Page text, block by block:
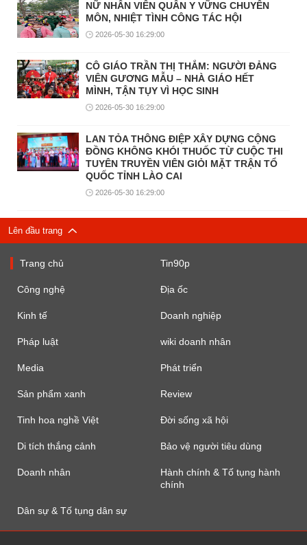
NỮ NHÂN VIÊN QUÂN Y VỮNG CHUYÊN
MÔN, NHIỆT TÌNH CÔNG TÁC HỘI
2026-05-30 16:29:00
CÔ GIÁO TRẦN THỊ THẮM: NGƯỜI ĐẢNG
VIÊN GƯƠNG MẪU – NHÀ GIÁO HẾT
MÌNH, TẬN TỤY VÌ HỌC SINH
2026-05-30 16:29:00
LAN TỎA THÔNG ĐIỆP XÂY DỰNG CỘNG
ĐỒNG KHÔNG KHÓI THUỐC TỪ CUỘC THI
TUYÊN TRUYỀN VIÊN GIỎI MẶT TRẬN TỔ
QUỐC TỈNH LÀO CAI
2026-05-30 16:29:00
Lên đầu trang
Trang chủ Tin90p
Công nghệ Địa ốc
Kinh tế Doanh nghiệp
Pháp luật wiki doanh nhân
Media Phát triển
Sản phẩm xanh Review
Tinh hoa nghề Việt Đời sống xã hội
Di tích thắng cảnh Bảo vệ người tiêu dùng
Doanh nhân
Hành chính & Tố tụng hành
chính
Dân sự & Tố tụng dân sự